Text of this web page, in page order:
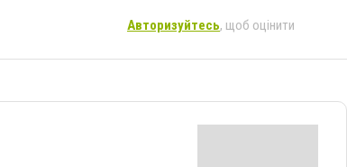
Авторизуйтесь, щоб оцінити